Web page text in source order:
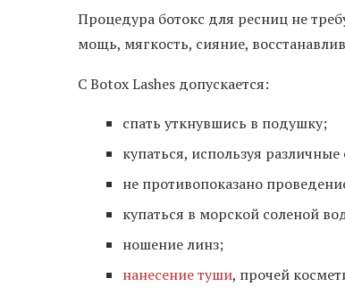
Процедура ботокс для ресниц не
мощь, мягкость, сияние,
С Botox Lashes допускается:
спать уткнувшись в подушку;
купаться, используя
не противопоказано
купаться в морской соленой
ношение линз;
нанесение туши, прочей